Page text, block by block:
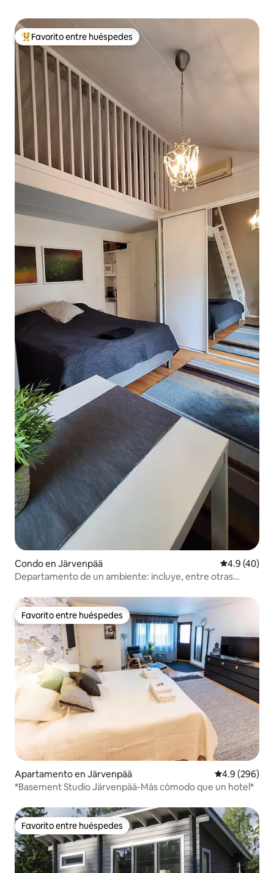
Favorito entre huéspedes preferido
Favorito entre huéspedes
Condo en Järvenpää Calificación
4.9 (40)
Departamento de un ambiente: incluye, entre otras
Favorito entre huéspedes
Favorito entre huéspedes
Apartamento en Järvenpää Calificación
4.9 (296)
*Basement Studio Järvenpää-Más cómodo que un hotel*
Favorito entre huéspedes
Favorito entre huéspedes